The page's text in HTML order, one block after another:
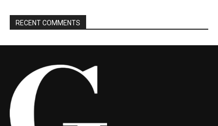
RECENT COMMENTS